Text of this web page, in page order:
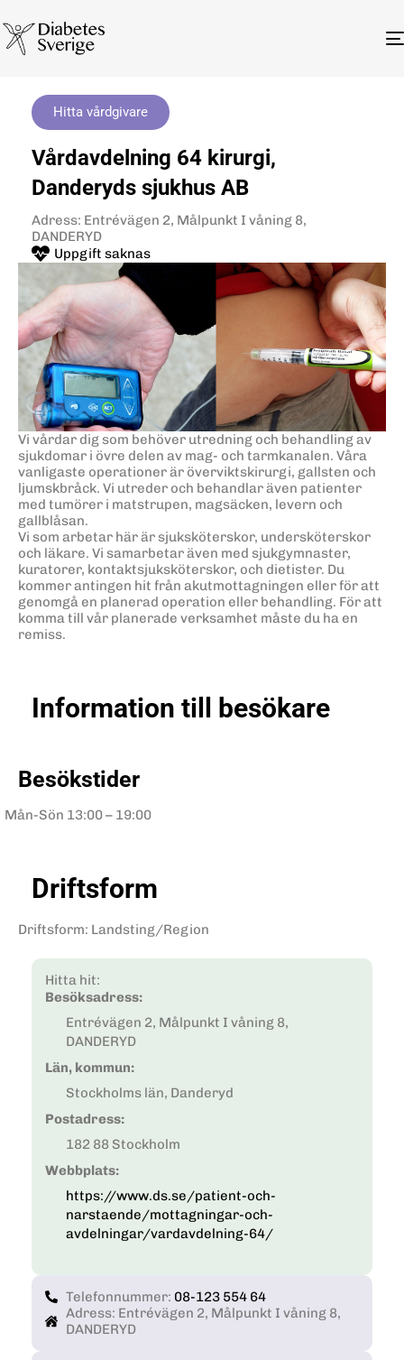
Hitta vårdgivare
Vårdavdelning 64 kirurgi,
Danderyds sjukhus AB
Adress: Entrévägen 2, Målpunkt I våning 8,
DANDERYD
Uppgift saknas
Vi vårdar dig som behöver utredning och behandling av
sjukdomar i övre delen av mag- och tarmkanalen. Våra
vanligaste operationer är överviktskirurgi, gallsten och
ljumskbråck. Vi utreder och behandlar även patienter
med tumörer i matstrupen, magsäcken, levern och
gallblåsan.
Vi som arbetar här är sjuksköterskor, undersköterskor
och läkare. Vi samarbetar även med sjukgymnaster,
kuratorer, kontaktsjuksköterskor, och dietister. Du
kommer antingen hit från akutmottagningen eller för att
genomgå en planerad operation eller behandling. För att
komma till vår planerade verksamhet måste du ha en
remiss.
Information till besökare
Besökstider
Mån-Sön 13:00 – 19:00
Driftsform
Driftsform: Landsting/Region
Hitta hit:
Besöksadress:
Entrévägen 2, Målpunkt I våning 8,
DANDERYD
Län, kommun:
Stockholms län, Danderyd
Postadress:
182 88 Stockholm
Webbplats:
https://www.ds.se/patient-och-
narstaende/mottagningar-och-
avdelningar/vardavdelning-64/
Telefonnummer: 08-123 554 64
Adress: Entrévägen 2, Målpunkt I våning 8,
DANDERYD